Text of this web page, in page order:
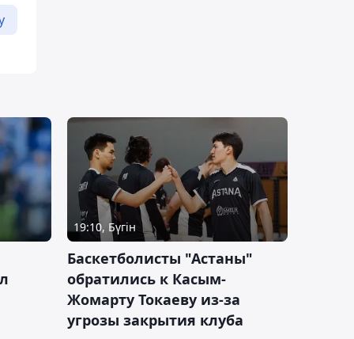
19:10, Бүгін
Баскетболисты "Астаны"
обратились к Касым-
Жомарту Токаеву из-за
угрозы закрытия клуба